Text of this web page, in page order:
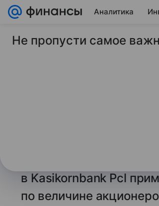
Аналитика
19 мая 2025 Финансы Mail
Богатейший
третьим по
Gulf Development Pcl,
в Kasikornbank Pcl
по величине
Не пропусти самое